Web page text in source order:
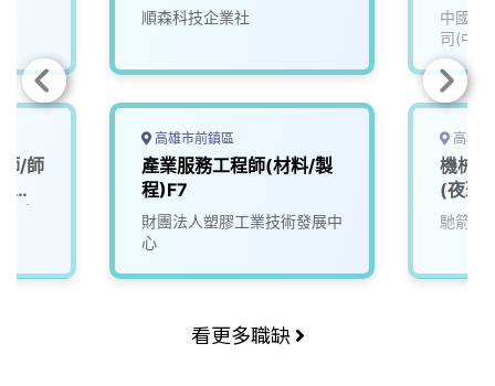
/師
供
順森科技企業社
高雄市前鎮區
產業服務工程師(材料/製
程)F7
財團法人塑膠工業技術發展中
心
四/碩
中國信
司(中
高雄
機械
(夜班)
馳箭科
看更多職缺